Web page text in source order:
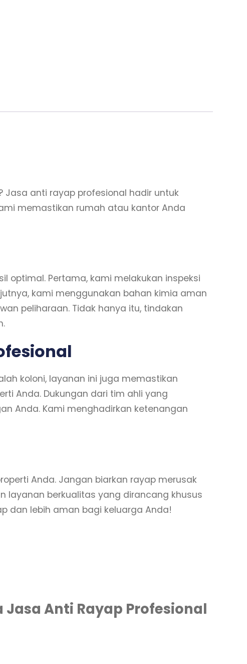
anti rayap profesional hadir untuk
memastikan rumah atau kantor Anda
optimal. Pertama, kami melakukan inspeksi
kami menggunakan bahan kimia aman
peliharaan. Tidak hanya itu, tindakan
koloni, layanan ini juga memastikan
Anda. Dukungan dari tim ahli yang
Anda. Kami menghadirkan ketenangan
Anda. Jangan biarkan rayap merusak
layanan berkualitas yang dirancang khusus
dan lebih aman bagi keluarga Anda!
Anti Rayap Profesional